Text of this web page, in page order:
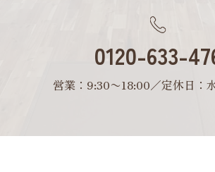
0120-633-
営業：9:30〜18:00／定休日：